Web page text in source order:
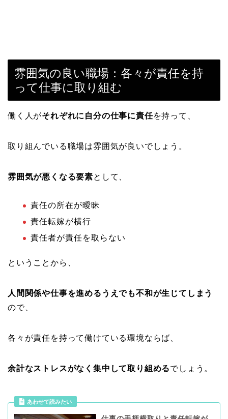
雰囲気の良い職場：各々が責任を持
って仕事に取り組む
働く人がそれぞれに自分の仕事に責任を持って、
取り組んでいる職場は雰囲気が良いでしょう。
雰囲気が悪くなる要素として、
責任の所在が曖昧
責任転嫁が横行
責任者が責任を取らない
ということから、
人間関係や仕事を進めるうえでも不和が生じてしまう
ので、
各々が責任を持って働けている環境ならば、
余計なストレスがなく集中して取り組めるでしょう。
あわせて読みたい